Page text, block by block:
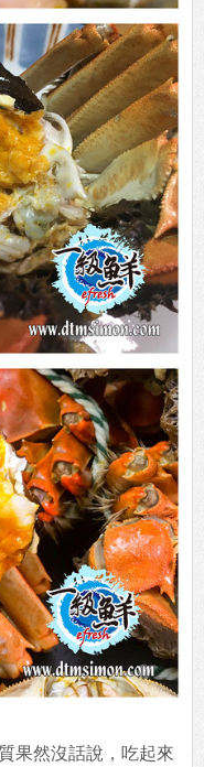
果然沒話說，吃起來